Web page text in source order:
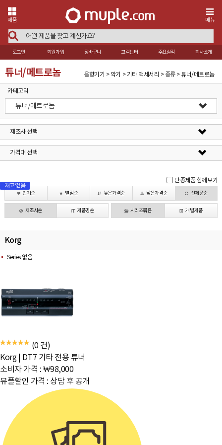
제품 메뉴
로그인 회원가입 장바구니 고객센터 주요실적 회사소개
튜너/메트로놈 음향기기 > 악기 > 기타 액세서리 > 종류 > 튜너/메트로놈
카테고리
튜너/메트로놈
제조사 선택
가격대 선택
단종제품 함께보기
인기순 별점순 높은가격순 낮은가격순 신제품순
제조사순 제품명순 시리즈묶음 개별제품
Korg
Series 없음
재고없음
(0 건)
Korg
DT7 기타 전용 튜너
소비자 가격 : ₩98,000
뮤플할인 가격 : 상담 후 공개
재고없음
재고없음
재고없음
재고없음
재고없음